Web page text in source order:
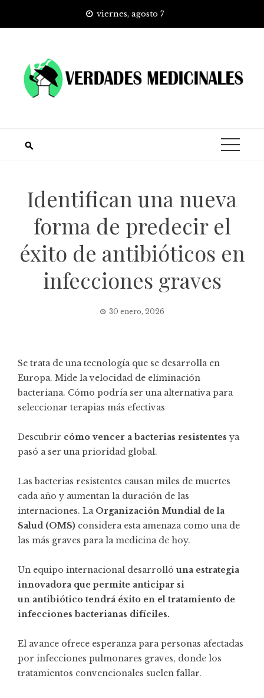
viernes, agosto 7
Identifican una nueva
forma de predecir el
éxito de antibióticos en
infecciones graves
30 enero, 2026
Se trata de una tecnología que se desarrolla en
Europa. Mide la velocidad de eliminación
bacteriana. Cómo podría ser una alternativa para
seleccionar terapias más efectivas
Descubrir cómo vencer a bacterias resistentes ya
pasó a ser una prioridad global.
Las bacterias resistentes causan miles de muertes
cada año y aumentan la duración de las
internaciones. La Organización Mundial de la
Salud (OMS) considera esta amenaza como una de
las más graves para la medicina de hoy.
Un equipo internacional desarrolló una estrategia
innovadora que permite anticipar si
un antibiótico tendrá éxito en el tratamiento de
infecciones bacterianas difíciles.
El avance ofrece esperanza para personas afectadas
por infecciones pulmonares graves, donde los
tratamientos convencionales suelen fallar.